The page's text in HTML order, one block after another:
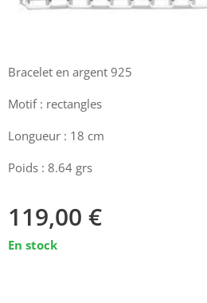
Bracelet en argent 925
Motif : rectangles
Longueur : 18 cm
Poids : 8.64 grs
119,00 €
En stock